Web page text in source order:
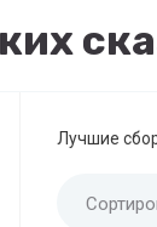
Лучшие